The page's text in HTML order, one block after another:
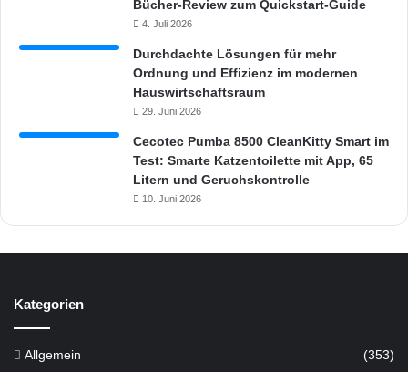
Bücher-Review zum Quickstart-Guide
4. Juli 2026
Durchdachte Lösungen für mehr
Ordnung und Effizienz im modernen
Hauswirtschaftsraum
29. Juni 2026
Cecotec Pumba 8500 CleanKitty Smart im
Test: Smarte Katzentoilette mit App, 65
Litern und Geruchskontrolle
10. Juni 2026
Kategorien
Allgemein (353)